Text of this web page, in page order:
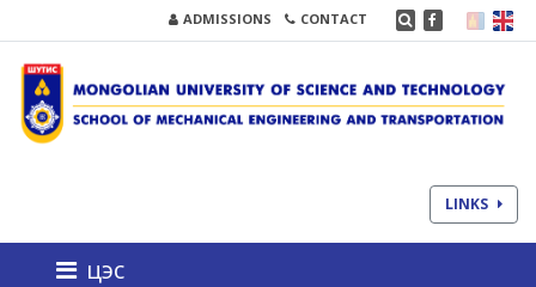
ADMISSIONS CONTACT
LINKS
цэс